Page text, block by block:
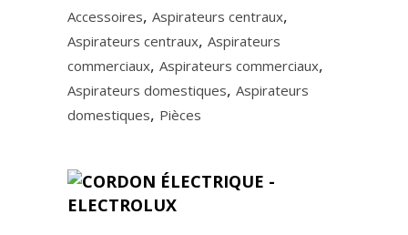
Accessoires, Aspirateurs centraux,
Aspirateurs centraux, Aspirateurs
commerciaux, Aspirateurs commerciaux,
Aspirateurs domestiques, Aspirateurs
domestiques, Pièces